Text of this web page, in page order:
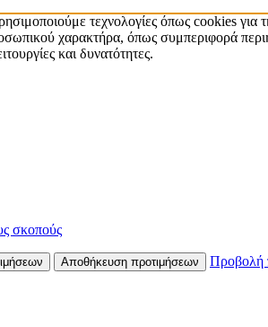
τεχνολογίες όπως cookies
χαρακτήρα, όπως συμπεριφορά
και δυνατότητες.
σκοπούς
Αποθήκευση προτιμήσεων Προβολή